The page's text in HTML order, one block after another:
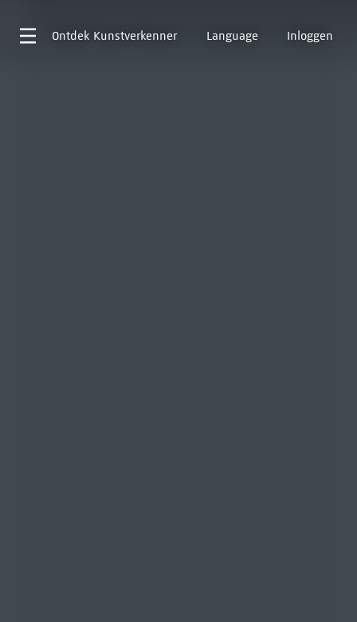
Ontdek Kunstverkenner Language Inloggen